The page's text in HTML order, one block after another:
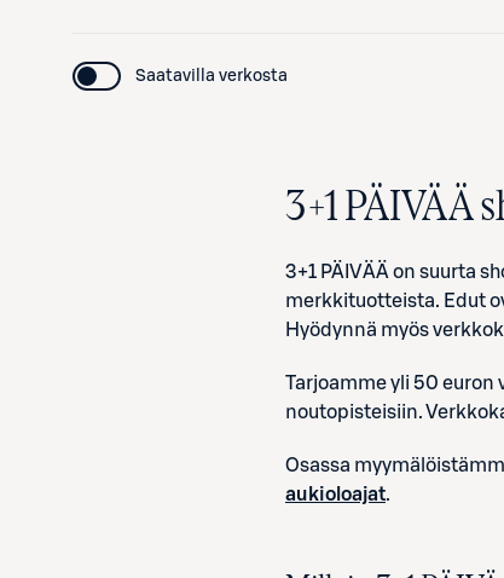
Saatavilla verkosta
3+1 PÄIVÄÄ
3+1 PÄIVÄÄ on suurta
merkkituotteista. Edut
Hyödynnä myös
Tarjoamme yli 50
noutopisteisiin.
Osassa
aukioloajat.